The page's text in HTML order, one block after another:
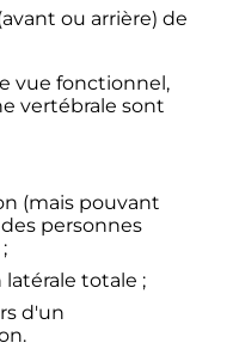
ou arrière) de
vue fonctionnel,
vertébrale sont
(mais pouvant
des personnes
latérale totale ;
d'un